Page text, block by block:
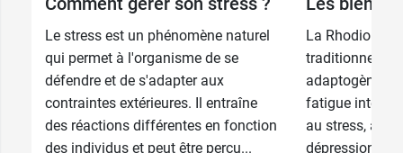
Le stress est un phénomène naturel
qui permet à l'organisme de se
défendre et de s'adapter aux
contraintes extérieures. Il entraîne
des réactions différentes en fonction
des individus et peut être perçu...
La Rhodiola
adaptogène
fatigue
au stress, à
dépression.